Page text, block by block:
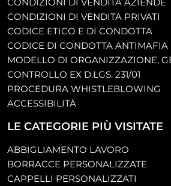
CONDIZIONI DI VENDITA AZIENDE
CONDIZIONI DI VENDITA PRIVATI
CODICE ETICO E DI CONDOTTA
CODICE DI CONDOTTA ANTIMAFIA
MODELLO DI ORGANIZZAZIONE,
CONTROLLO EX D.LGS. 231/01
PROCEDURA WHISTLEBLOWING
ACCESSIBILITÀ
LE CATEGORIE PIÙ VISITATE
ABBIGLIAMENTO LAVORO
BORRACCE PERSONALIZZATE
CAPPELLI PERSONALIZZATI